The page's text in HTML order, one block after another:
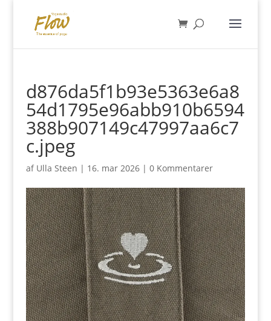
d876da5f1b93e5363e6a8
54d1795e96abb910b6594
388b907149c47997aa6c7
c.jpeg
af Ulla Steen | 16. mar 2026| 0 Kommentarer